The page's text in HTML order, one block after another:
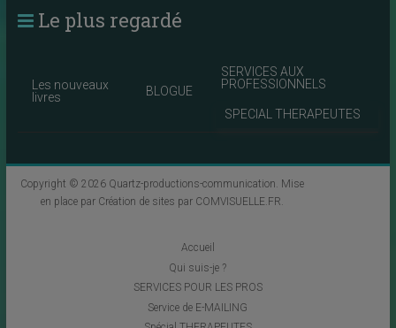
Le plus regardé
Les nouveaux
livres
BLOGUE
SERVICES AUX
PROFESSIONNELS
SPECIAL THERAPEUTES
Copyright © 2026 Quartz-productions-communication. Mise
en place par Création de sites par COMVISUELLE.FR.
Accueil
Qui suis-je ?
SERVICES POUR LES PROS
Service de E-MAILING